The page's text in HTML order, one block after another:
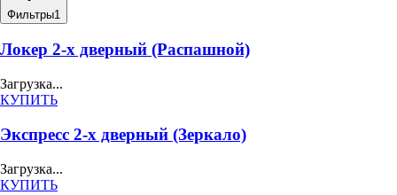
Фильтры1
Локер 2-х дверный (Распашной)
Загрузка...
КУПИТЬ
Экспресс 2-х дверный (Зеркало)
Загрузка...
КУПИТЬ